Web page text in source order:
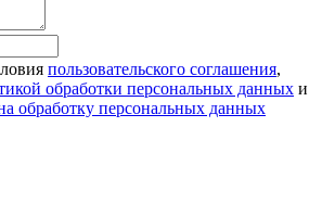
пользовательского соглашения,
обработки персональных данных и
обработку персональных данных